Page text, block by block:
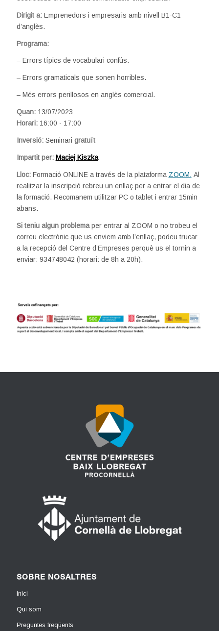
Dirigit a: Emprenedors i empresaris amb nivell B1-C1
d’anglès.
Programa:
– Errors típics de vocabulari confús.
– Errors gramaticals que sonen horribles.
– Més errors perillosos en anglès comercial.
Quan: 13/07/2023
Horari:16:00 - 17:00
Inversió: Seminari gratuït
Impartit per: Maciej Kiszka
Lloc:Formació ONLINE a través de la plataforma ZOOM. Al
realitzar la inscripció rebreu un enllaç per a entrar el dia de
la formació. Recomanem utilitzar PC o tablet i entrar 15min
abans.
Si teniu algun problemaper entrar al ZOOM o no trobeu el
correu electrònic que us enviem amb l’enllaç, podeu trucar
a la recepció del Centre d’Empreses perquè us el tornin a
enviar: 934748042 (horari: de 8h a 20h).
SOBRE NOSALTRES
Inici
Qui som
Preguntes freqüents